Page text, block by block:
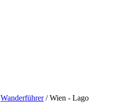
Wanderführer/Wien - Lago